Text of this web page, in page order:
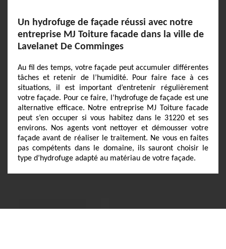
Un hydrofuge de façade réussi avec notre
entreprise MJ Toiture facade dans la ville de
Lavelanet De Comminges
Au fil des temps, votre façade peut accumuler différentes
tâches et retenir de l’humidité. Pour faire face à ces
situations, il est important d’entretenir régulièrement
votre façade. Pour ce faire, l’hydrofuge de façade est une
alternative efficace. Notre entreprise MJ Toiture facade
peut s’en occuper si vous habitez dans le 31220 et ses
environs. Nos agents vont nettoyer et démousser votre
façade avant de réaliser le traitement. Ne vous en faites
pas compétents dans le domaine, ils sauront choisir le
type d’hydrofuge adapté au matériau de votre façade.